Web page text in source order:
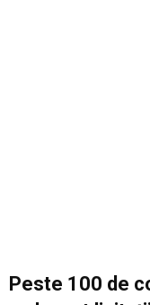
Peste 100 de